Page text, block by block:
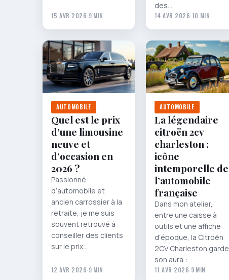
15 AVR 2026·9 MIN
des…
14 AVR 2026·10 MIN
AUTOMOBILE
Quel est le prix
d’une limousine
neuve et
d’occasion en
2026 ?
Passionné
d’automobile et
ancien carrossier à la
retraite, je me suis
souvent retrouvé à
conseiller des clients
sur le prix…
12 AVR 2026·9 MIN
AUTOMOBILE
La légendaire
citroën 2cv
charleston :
icône
intemporelle de
l’automobile
française
Dans mon atelier,
entre une caisse à
outils et une affiche
d’époque, la Citroën
2CV Charleston garde
son aura :…
11 AVR 2026·9 MIN